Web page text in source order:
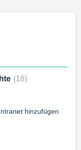
18
hinzufügen